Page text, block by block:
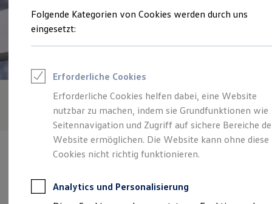
Gewerbliche Personenbeförderung
Service & mobile Werkstätten
Menschen mit Behinderung
Rettungsdienste
ONE Business ID Vorteile
Fahrzeugsuche & Marktplatz
Fahrzeugsuche
Fahrzeuge online kaufen
Digitaler Marktplatz
Kauf & Finanzierung
Online-Fahrzeugbewertung
Für Privatkunden
Für Gewerbekunden
Verantwortlich für die Inhalte auf dieser Seite ist die Knubel GmbH
Folgende Kategorien von Cookies werden durch uns
eingesetzt:
Erforderliche Cookies
Erforderliche Cookies helfen dabei, eine Website
nutzbar zu machen, indem sie Grundfunktionen wie
Seitennavigation und Zugriff auf sichere Bereiche
Website ermöglichen. Die Website kann ohne diese
Cookies nicht richtig funktionieren.
Analytics und Personalisierung